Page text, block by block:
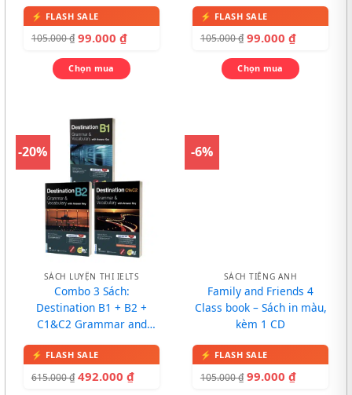
105.000₫ 99.000 ₫
Chọn mua
105.000₫ 99.000 ₫
Chọn mua
-20%
SÁCH LUYỆN THI IELTS
Combo 3 Sách:
Destination B1 + B2 +
C1&C2 Grammar and
615.000₫ 492.000 ₫
-6%
SÁCH TIẾNG ANH
Family and Friends 4
Class book – Sách in màu,
kèm 1 CD
105.000₫ 99.000 ₫